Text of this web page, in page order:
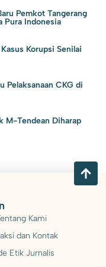
Pemkot Tangerang
Pura Indonesia
Korupsi Senilai
Pelaksanaan CKG di
M-Tendean Diharap
Kami
dan Kontak
Etik Jurnalis